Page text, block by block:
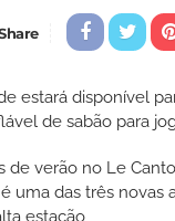
estará disponível
de sabão para